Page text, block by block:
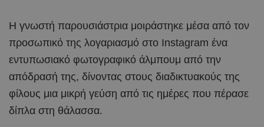
Η γνωστή παρουσιάστρια μοιράστηκε μέσα από τον
προσωπικό της λογαριασμό στο Instagram ένα
εντυπωσιακό φωτογραφικό άλμπουμ από την
απόδρασή της, δίνοντας στους διαδικτυακούς της
φίλους μια μικρή γεύση από τις ημέρες που πέρασε
δίπλα στη θάλασσα.